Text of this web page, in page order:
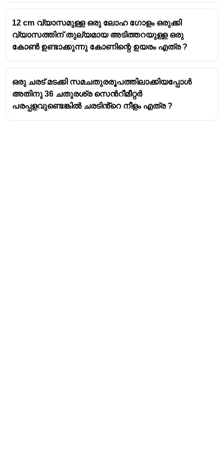
12 cm വ്യാസമുള്ള ഒരു ലോഹ ഗോളം ഒരുക്കി
വ്യാസത്തിന് തുല്യമായ അടിത്തറയുള്ള ഒരു
കോൺ ഉണ്ടാക്കുന്നു കോണിന്റെ ഉയരം എത്ര ?
ഒരു ചരട് മടക്കി സമചതുരരൂപത്തിലാക്കിയപ്പോൾ
അതിനു 36 ചതുരശ്ര സെൻറീമീറ്റർ
പരപ്പളവുണ്ടെങ്കിൽ ചരടിൻ്റെ നീളം എത്ര ?